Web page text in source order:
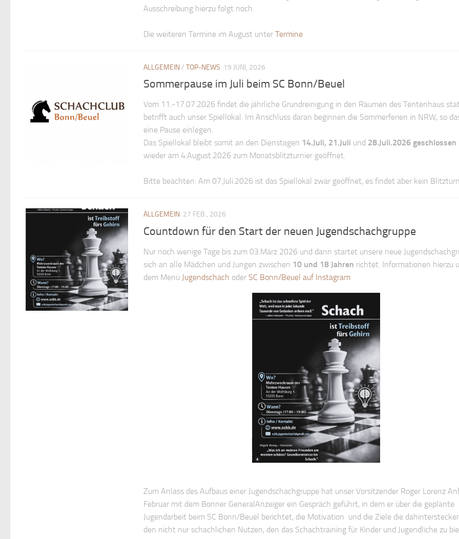
Ausschreibung hierzu folgt noch.
Die weiteren Termine im August unter Termine
ALLGEMEIN/ TOP-NEWS 19 JUNI, 2026
Sommerpause im Juli beim SC Bonn/Beuel
Vom 11.-17.07.2026 findet die jährliche Grundreinigung in den Räumen des Tentenhaus
betrifft auch unser Spiellokal. Im Anschluss daran beginnen die Sommerferien in NRW, so
eine Pause einlegen.
Das Spiellokal bleibt somit an den Dienstagen 14.Juli, 21.Juli und 28.Juli.2026 geschlossen
wieder am 4.August.2026 zum Monatsblitzturnier geöffnet.
Bitte beachten: Am 07.Juli.2026 ist das Spiellokal zwar geöffnet, es findet aber kein
ALLGEMEIN 27 FEB., 2026
Countdown für den Start der neuen Jugendschachgruppe
Nur noch wenige Tage bis zum 03.März 2026 und dann startet unsere neue
sich an alle Mädchen und Jungen zwischen 10 und 18 Jahren richtet. Informationen hierzu
dem Menü Jugendschach oder SC Bonn/Beuel auf Instagram
Zum Anlass des Aufbaus einer Jugendschachgruppe hat unser Vorsitzender Roger Lorenz
Februar mit dem Bonner GeneralAnzeiger ein Gespräch geführt, in dem er über die geplante
Jugendarbeit beim SC Bonn/Beuel berichtet, die Motivation und die Ziele die
den nicht nur schachlichen Nutzen, den das Schachtraining für Kinder und Jugendliche zu